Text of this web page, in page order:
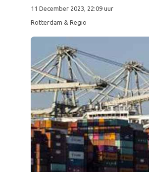
11 December 2023, 22:09 uur
Rotterdam & Regio